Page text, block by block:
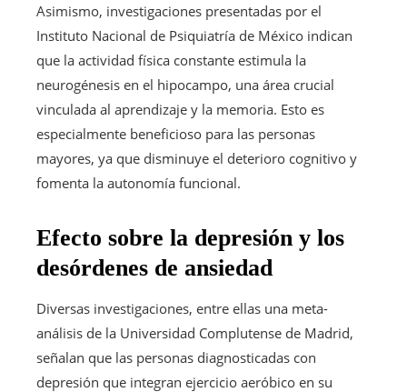
Asimismo, investigaciones presentadas por el
Instituto Nacional de Psiquiatría de México indican
que la actividad física constante estimula la
neurogénesis en el hipocampo, una área crucial
vinculada al aprendizaje y la memoria. Esto es
especialmente beneficioso para las personas
mayores, ya que disminuye el deterioro cognitivo y
fomenta la autonomía funcional.
Efecto sobre la depresión y los
desórdenes de ansiedad
Diversas investigaciones, entre ellas una meta-
análisis de la Universidad Complutense de Madrid,
señalan que las personas diagnosticadas con
depresión que integran ejercicio aeróbico en su